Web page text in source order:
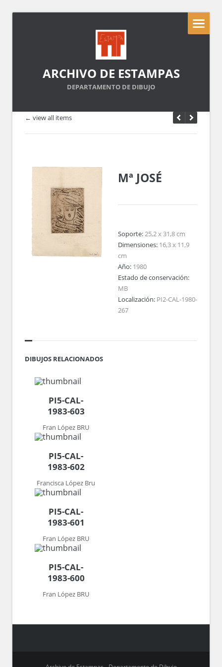
ARCHIVO DE ESTAMPAS
DEPARTAMENTO DE DIBUJO
← view all items
Mª JOSÉ
Soporte:25,2 x 31,8 cm
Dimensiones: 16,3 x 11,9
cm
Año: 1980
Estado de conservación:
MB
Localización: PI2-CAL-1980-
267
DIBUJOS RELACIONADOS
PI5-CAL-
1983-603
Fran López BRU
PI5-CAL-
1983-602
Francisca López Bru
PI5-CAL-
1983-601
Fran López BRU
PI5-CAL-
1983-600
Fran López BRU